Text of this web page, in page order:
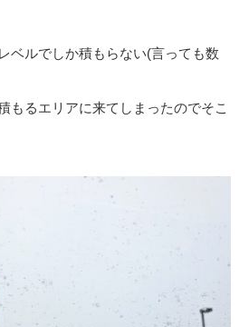
ベルでしか積もらない(言っても数
もるエリアに来てしまったのでそこ